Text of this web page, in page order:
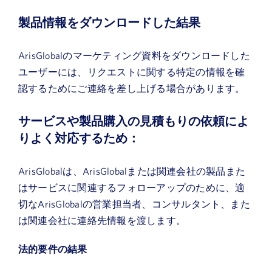
製品情報をダウンロードした結果
ArisGlobalのマーケティング資料をダウンロードした
ユーザーには、リクエストに関する特定の情報を確
認するためにご連絡を差し上げる場合があります。
サービスや製品購入の見積もりの依頼によ
りよく対応するため：
ArisGlobalは、ArisGlobalまたは関連会社の製品また
はサービスに関連するフォローアップのために、適
切なArisGlobalの営業担当者、コンサルタント、また
は関連会社に連絡先情報を渡します。
法的要件の結果